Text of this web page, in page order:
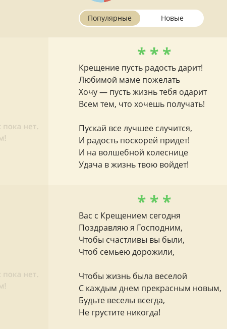
Популярные Новые
* * *
Крещение пусть радость дарит!
Любимой маме пожелать
Хочу — пусть жизнь тебя одарит
Всем тем, что хочешь получать!
Пускай все лучшее случится,
И радость поскорей придет!
И на волшебной колеснице
Удача в жизнь твою войдет!
* * *
Вас с Крещением сегодня
Поздравляю я Господним,
Чтобы счастливы вы были,
Чтоб семьею дорожили,
Чтобы жизнь была веселой
С каждым днем прекрасным новым,
Будьте веселы всегда,
Не грустите никогда!